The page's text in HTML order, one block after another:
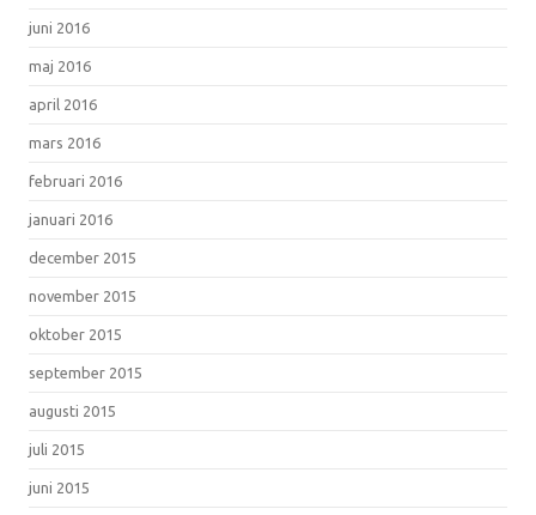
juni 2016
maj 2016
april 2016
mars 2016
februari 2016
januari 2016
december 2015
november 2015
oktober 2015
september 2015
augusti 2015
juli 2015
juni 2015